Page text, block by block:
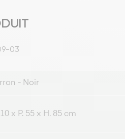
03
- Noir
x P. 55 x H. 85 cm